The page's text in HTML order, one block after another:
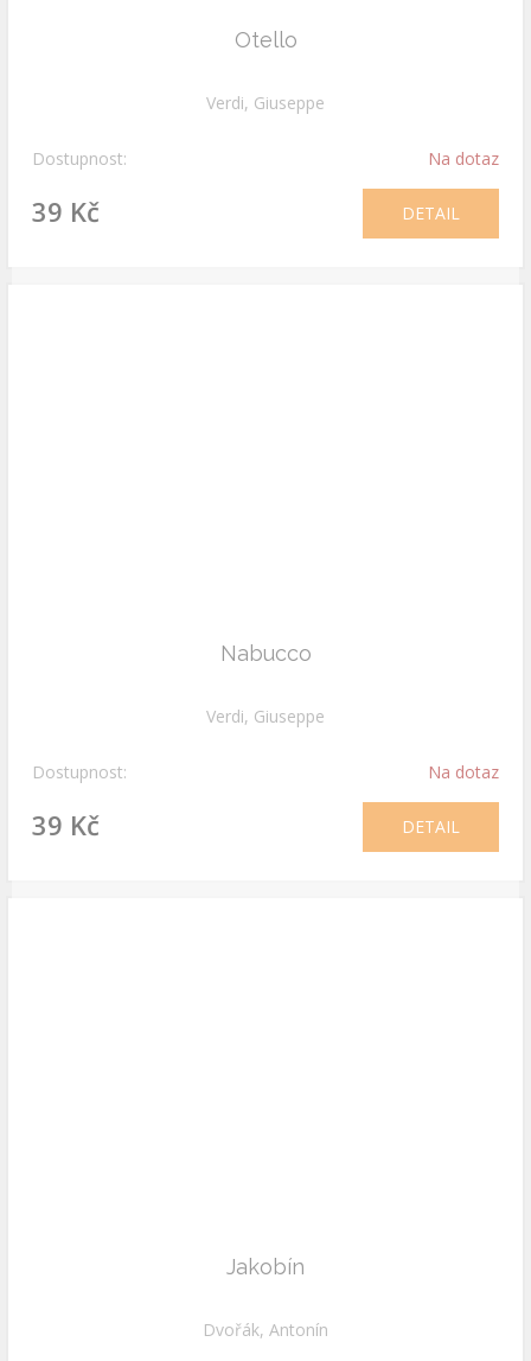
Otello
Verdi, Giuseppe
Dostupnost: Na dotaz
39 Kč DETAIL
Nabucco
Verdi, Giuseppe
Dostupnost: Na dotaz
39 Kč DETAIL
Jakobín
Dvořák, Antonín